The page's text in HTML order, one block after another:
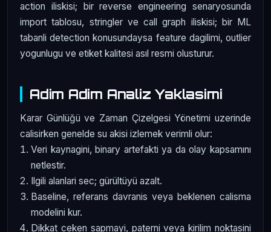
action iliskisi; bir reverse engineering senaryosunda
import tablosu, stringler ve call graph iliskisi; bir ML
tabanli detection konusundaysa feature dagilimi, outlier
yogunlugu ve etiket kalitesi asıl resmi olusturur.
Adim Adim Analiz Yaklasimi
Karar Günlüğü ve Zaman Çizelgesi Yönetimi uzerinde
calisirken genelde su akisi izlemek verimli olur:
Veri kaynagini, binary artefakti ya da olay kapsamını
netlestir.
Ilgili alanlari sec; gürültüyü azalt.
Baseline, referans davranis veya beklenen calisma
modelini kur.
Dikkat ceken sapmayi, paterni veya kirilim noktasini